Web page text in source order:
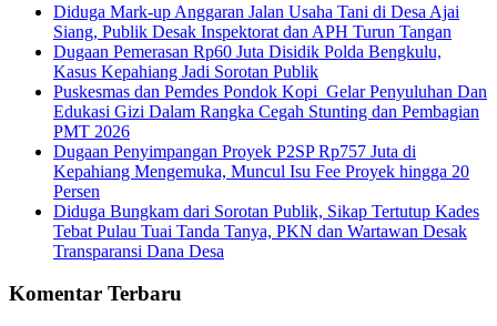
Diduga Mark-up Anggaran Jalan Usaha Tani di Desa Ajai
Siang, Publik Desak Inspektorat dan APH Turun Tangan
Dugaan Pemerasan Rp60 Juta Disidik Polda Bengkulu,
Kasus Kepahiang Jadi Sorotan Publik
Puskesmas dan Pemdes Pondok Kopi Gelar Penyuluhan Dan
Edukasi Gizi Dalam Rangka Cegah Stunting dan Pembagian
PMT 2026
Dugaan Penyimpangan Proyek P2SP Rp757 Juta di
Kepahiang Mengemuka, Muncul Isu Fee Proyek hingga 20
Persen
Diduga Bungkam dari Sorotan Publik, Sikap Tertutup Kades
Tebat Pulau Tuai Tanda Tanya, PKN dan Wartawan Desak
Transparansi Dana Desa
Komentar Terbaru